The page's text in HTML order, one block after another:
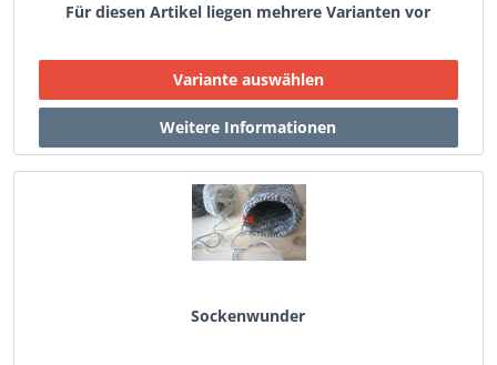
Für diesen Artikel liegen mehrere Varianten vor
Sockenwunder